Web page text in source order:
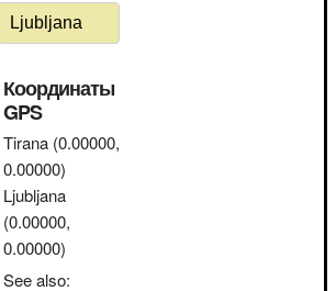
Координаты
GPS
Tirana (0.00000,
0.00000)
Ljubljana
(0.00000,
0.00000)
See also: